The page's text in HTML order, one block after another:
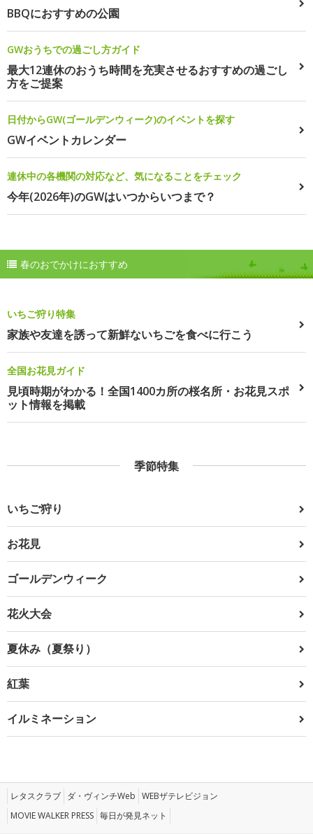
BBQにおすすめの公園
GWおうちでの過ごし方ガイド
最大12連休のおうち時間を充実させるおすすめの過ごし
方をご提案
日付からGW(ゴールデンウィーク)のイベントを探す
GWイベントカレンダー
連休中の各機関の対応など、気になることをチェック
今年(2026年)のGWはいつからいつまで？
春のおでかけにおすすめ
いちご狩り特集
家族や友達を誘って新鮮ないちごを食べに行こう
全国お花見ガイド
見頃時期がわかる！全国1400カ所の桜名所・お花見スポ
ット情報を掲載
季節特集
いちご狩り
お花見
ゴールデンウィーク
花火大会
夏休み（夏祭り）
紅葉
イルミネーション
レタスクラブ ダ・ヴィンチWeb WEBザテレビジョン
MOVIE WALKER PRESS 毎日が発見ネット